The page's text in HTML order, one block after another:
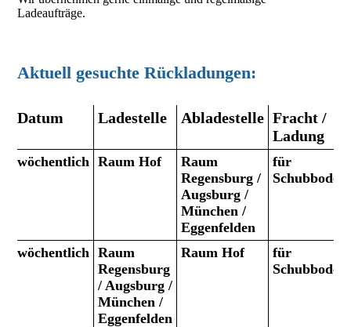
Ladeaufträge.
Aktuell gesuchte Rückladungen:
Datum Ladestelle Abladestelle Fracht /
Ladung
wöchentlich Raum Hof
Raum
Regensburg /
Augsburg /
München /
Eggenfelden
für
Schubboden
wöchentlich Raum
Regensburg
/ Augsburg /
München /
Eggenfelden
Raum Hof
für
Schubboden